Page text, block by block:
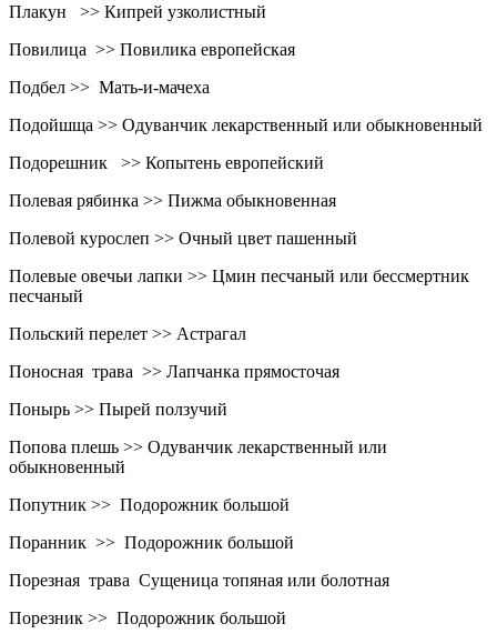
Плакун >> Кипрей узколистный
Повилица >> Повилика европейская
Подбел >> Мать-и-мачеха
Подойшща >> Одуванчик лекарственный или обыкновенный
Подорешник >> Копытень европейский
Полевая рябинка >> Пижма обыкновенная
Полевой курослеп >> Очный цвет пашенный
Полевые овечьи лапки >> Цмин песчаный или бессмертник
песчаный
Польский перелет >> Астрагал
Поносная трава >> Лапчанка прямосточая
Понырь >> Пырей ползучий
Попова плешь >> Одуванчик лекарственный или
обыкновенный
Попутник >> Подорожник большой
Поранник >> Подорожник большой
Порезная трава Сущеница топяная или болотная
Порезник >> Подорожник большой